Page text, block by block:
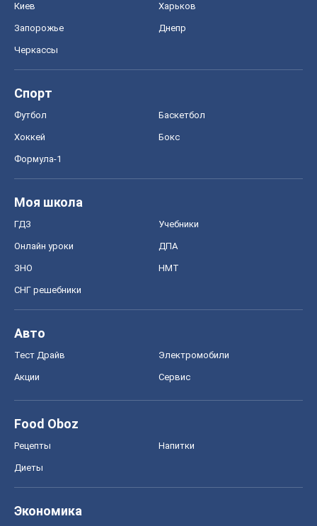
Киев Харьков
Запорожье Днепр
Черкассы
Спорт
Футбол Баскетбол
Хоккей Бокс
Формула-1
Моя школа
ГДЗ Учебники
Онлайн уроки ДПА
ЗНО НМТ
СНГ решебники
Авто
Тест Драйв Электромобили
Акции Сервис
Food Oboz
Рецепты Напитки
Диеты
Экономика